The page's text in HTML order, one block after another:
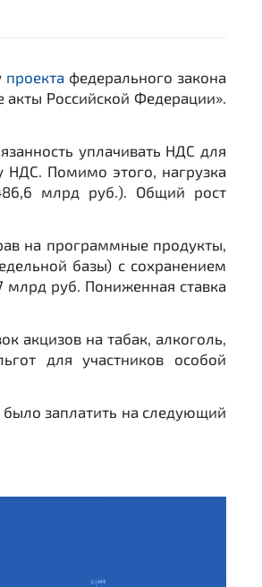
проекта федерального закона
Российской Федерации».
уплачивать НДС для
НДС. Помимо этого, нагрузка
млрд руб.). Общий рост
на программные продукты,
базы) с сохранением
млрд руб. Пониженная ставка
акцизов на табак, алкоголь,
для участников особой
заплатить на следующий